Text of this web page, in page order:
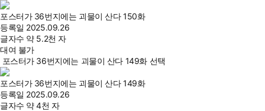
포스터가 36번지에는 괴물이 산다 150화
등록일 2025.09.26
글자수 약 5.2천 자
대여 불가
포스터가 36번지에는 괴물이 산다 149화 선택
포스터가 36번지에는 괴물이 산다 149화
등록일 2025.09.26
글자수 약 4천 자